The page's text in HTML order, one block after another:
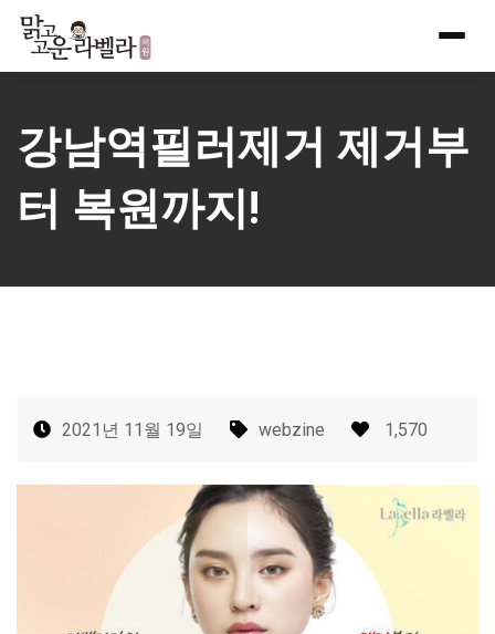
Skip
content
강남역필러제거 제거부
터 복원까지!
2021년 11월 19일 webzine 1,570